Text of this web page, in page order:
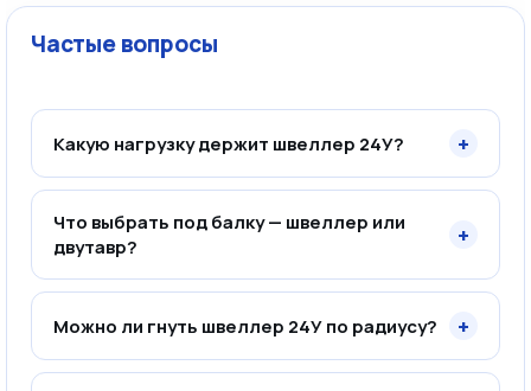
Частые вопросы
Какую нагрузку держит швеллер 24У? +
Что выбрать под балку — швеллер или
двутавр?
+
Можно ли гнуть швеллер 24У по радиусу? +